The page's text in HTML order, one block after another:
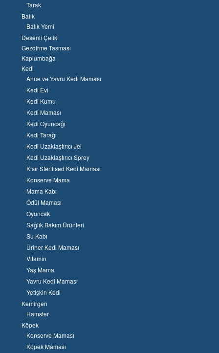
Tarak
Balık
Balık Yemi
Desenli Çelik
Gezdirme Tasması
Kaplumbağa
Kedi
Anne ve Yavru Kedi Maması
Kedi Evi
Kedi Kumu
Kedi Maması
Kedi Oyuncağı
Kedi Tarağı
Kedi Uzaklaştırıcı Jel
Kedi Uzaklaştırıcı Sprey
Kısır Sterilised Kedi Maması
Konserve Mama
Mama Kabı
Ödül Maması
Oyuncak
Sağlık Bakım Ürünleri
Su Kabı
Üriner Kedi Maması
Vitamin
Yaş Mama
Yavru Kedi Maması
Yetişkin Kedi
Kemirgen
Hamster
Köpek
Konserve Maması
Köpek Maması